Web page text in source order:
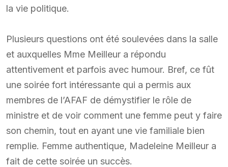
la vie politique.
Plusieurs questions ont été soulevées dans la salle
et auxquelles Mme Meilleur a répondu
attentivement et parfois avec humour. Bref, ce fût
une soirée fort intéressante qui a permis aux
membres de l’AFAF de démystifier le rôle de
ministre et de voir comment une femme peut y faire
son chemin, tout en ayant une vie familiale bien
remplie. Femme authentique, Madeleine Meilleur a
fait de cette soirée un succès.